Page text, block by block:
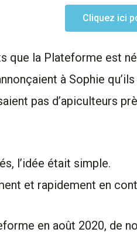
Cliquez ici
que la Plateforme est
à Sophie
pas d’apiculteurs
l’idée était simple.
et rapidement en
en août 2020, de